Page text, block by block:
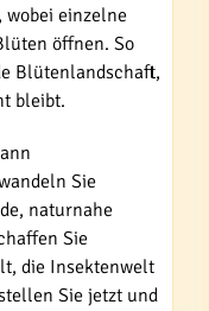
wobei einzelne
öffnen. So
Blütenlandschaft,
bleibt.
Sie
naturnahe
Sie
die Insektenwelt
Sie jetzt und